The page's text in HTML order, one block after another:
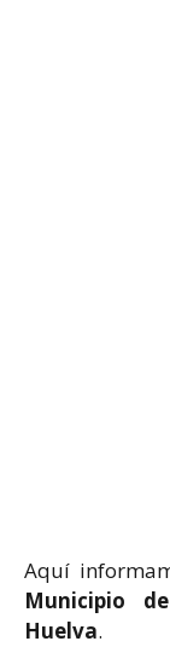
Aquí
Municipio
Huelva.